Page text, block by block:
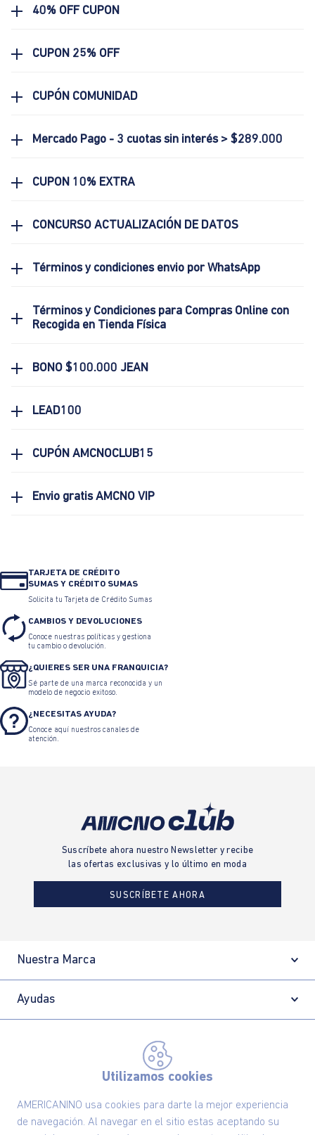
Utilizamos cookies
AMERICANINO usa cookies para darte la mejor experiencia
de navegación. Al navegar en el sitio estas aceptando su
40% OFF CUPON
CUPON 25% OFF
CUPÓN COMUNIDAD
Mercado Pago - 3 cuotas sin interés > $289.000
CUPON 10% EXTRA
CONCURSO ACTUALIZACIÓN DE DATOS
Términos y condiciones envio por WhatsApp
Términos y Condiciones para Compras Online con
Recogida en Tienda Física
BONO $100.000 JEAN
LEAD100
CUPÓN AMCNOCLUB15
Envio gratis AMCNO VIP
TARJETA DE CRÉDITO
SUMAS Y CRÉDITO SUMAS
Solicita tu Tarjeta de Crédito Sumas
CAMBIOS Y DEVOLUCIONES
Conoce nuestras políticas y gestiona
tu cambio o devolución.
¿QUIERES SER UNA FRANQUICIA?
Sé parte de una marca reconocida y un
modelo de negocio exitoso.
¿NECESITAS AYUDA?
Conoce aquí nuestros canales de
atención.
Suscríbete ahora nuestro Newsletter y recibe
las ofertas exclusivas y lo último en moda
SUSCRÍBETE AHORA
Nuestra Marca
Ayudas